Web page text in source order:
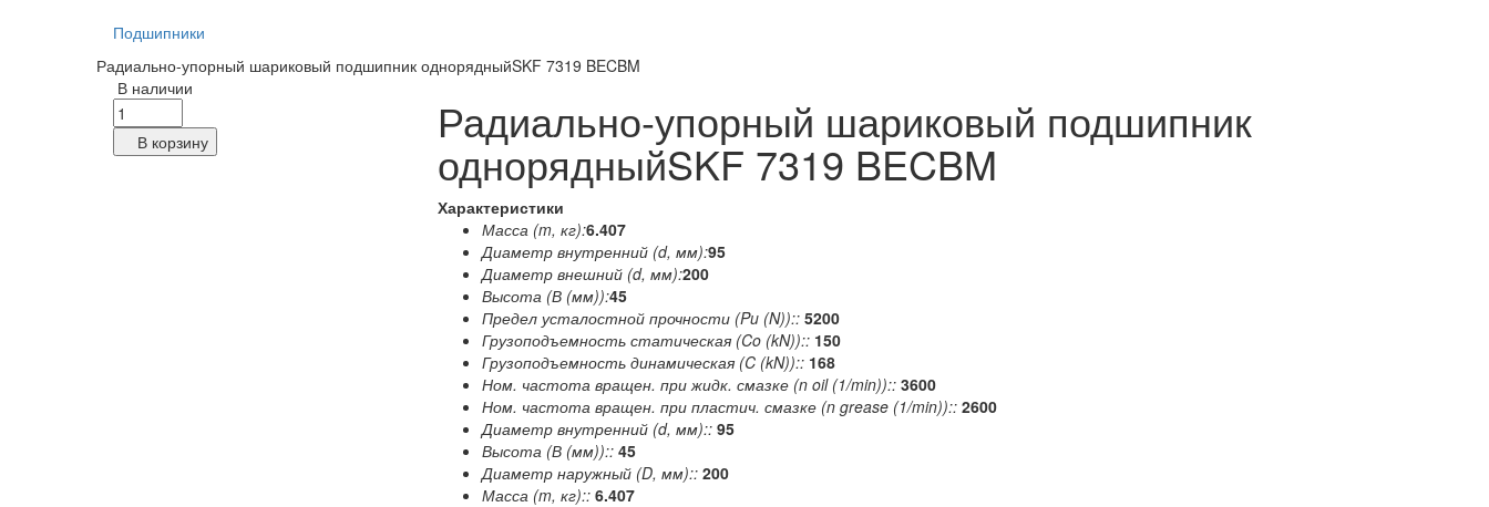
Подшипники
Радиально-упорный шариковый подшипник однорядныйSKF 7319 BECBM
В наличии
В корзину Радиально-упорный шариковый подшипник
однорядныйSKF 7319 BECBM
Характеристики
Масса (m, кг):6.407
Диаметр внутренний (d, мм):95
Диаметр внешний (d, мм):200
Высота (В (мм)):45
Предел усталостной прочности (Pu (N)):: 5200
Грузоподъемность статическая (Co (kN)):: 150
Грузоподъемность динамическая (C (kN)):: 168
Ном. частота вращен. при жидк. смазке (n oil (1/min)):: 3600
Ном. частота вращен. при пластич. смазке (n grease (1/min)):: 2600
Диаметр внутренний (d, мм):: 95
Высота (В (мм)):: 45
Диаметр наружный (D, мм):: 200
Масса (m, кг):: 6.407